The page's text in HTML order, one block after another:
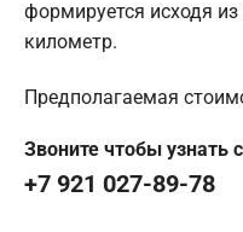
формируется исходя
километр.
Предполагаемая
Звоните чтобы узнать
+7 921 027-89-78